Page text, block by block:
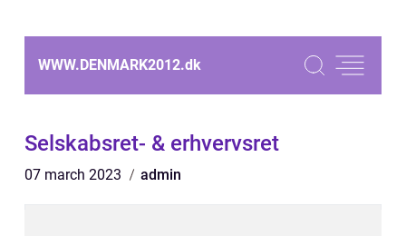
WWW.DENMARK2012.dk
Selskabsret- & erhvervsret
07 march 2023 admin